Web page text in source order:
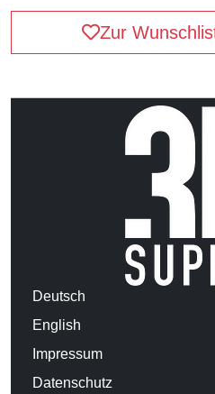
Zur
Deutsch
English
Impressum
Datenschutz